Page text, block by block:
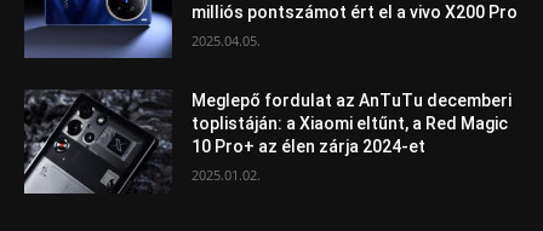
milliós pontszámot ért el a vivo X200 Pro
2025.04.05.
Meglepő fordulat az AnTuTu decemberi
toplistáján: a Xiaomi eltűnt, a Red Magic
10 Pro+ az élen zárja 2024-et
2025.01.02.